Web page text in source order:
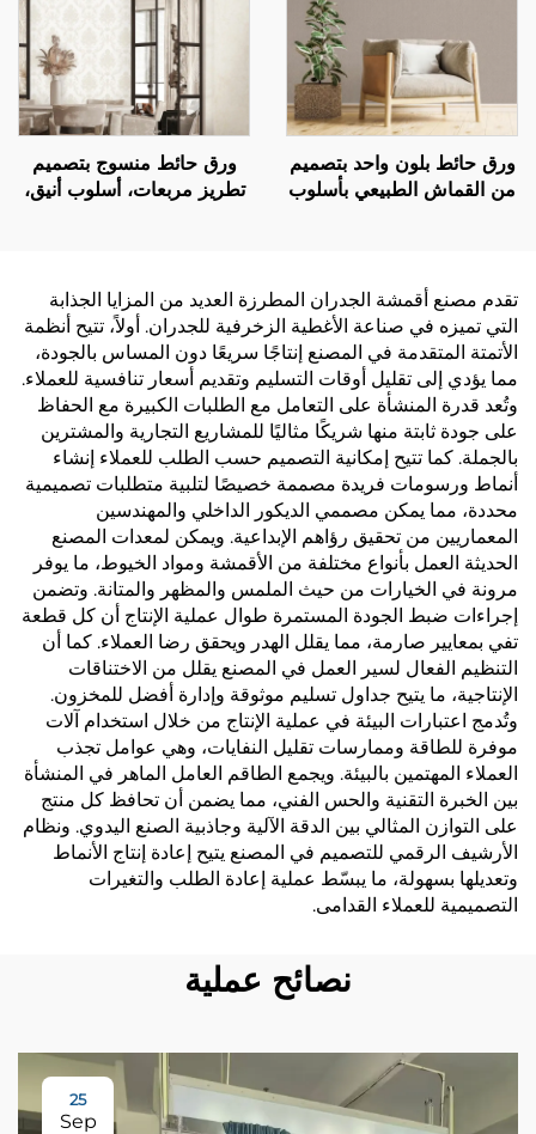
وغرف المعيشة
ورق حائط بلون واحد بتصميم
من القماش الطبيعي بأسلوب
متعددة متاحة
ورق حائط منسوج بتصميم
تطريز مربعات، أسلوب أنيق،
تقدم مصنع أقمشة الجدران المطرزة العديد من المزايا الجذابة
التي تميزه في صناعة الأغطية الزخرفية للجدران. أولاً، تتيح أنظمة
الأتمتة المتقدمة في المصنع إنتاجًا سريعًا دون المساس بالجودة،
مما يؤدي إلى تقليل أوقات التسليم وتقديم أسعار تنافسية للعملاء.
وتُعد قدرة المنشأة على التعامل مع الطلبات الكبيرة مع الحفاظ
على جودة ثابتة منها شريكًا مثاليًا للمشاريع التجارية والمشترين
بالجملة. كما تتيح إمكانية التصميم حسب الطلب للعملاء إنشاء
أنماط ورسومات فريدة مصممة خصيصًا لتلبية متطلبات تصميمية
محددة، مما يمكن مصممي الديكور الداخلي والمهندسين
المعماريين من تحقيق رؤاهم الإبداعية. ويمكن لمعدات المصنع
الحديثة العمل بأنواع مختلفة من الأقمشة ومواد الخيوط، ما يوفر
مرونة في الخيارات من حيث الملمس والمظهر والمتانة. وتضمن
إجراءات ضبط الجودة المستمرة طوال عملية الإنتاج أن كل قطعة
تفي بمعايير صارمة، مما يقلل الهدر ويحقق رضا العملاء. كما أن
التنظيم الفعال لسير العمل في المصنع يقلل من الاختناقات
الإنتاجية، ما يتيح جداول تسليم موثوقة وإدارة أفضل للمخزون.
وتُدمج اعتبارات البيئة في عملية الإنتاج من خلال استخدام آلات
موفرة للطاقة وممارسات تقليل النفايات، وهي عوامل تجذب
العملاء المهتمين بالبيئة. ويجمع الطاقم العامل الماهر في المنشأة
بين الخبرة التقنية والحس الفني، مما يضمن أن تحافظ كل منتج
على التوازن المثالي بين الدقة الآلية وجاذبية الصنع اليدوي. ونظام
الأرشيف الرقمي للتصميم في المصنع يتيح إعادة إنتاج الأنماط
وتعديلها بسهولة، ما يبسّط عملية إعادة الطلب والتغيرات
التصميمية للعملاء القدامى.
نصائح عملية
25
Sep